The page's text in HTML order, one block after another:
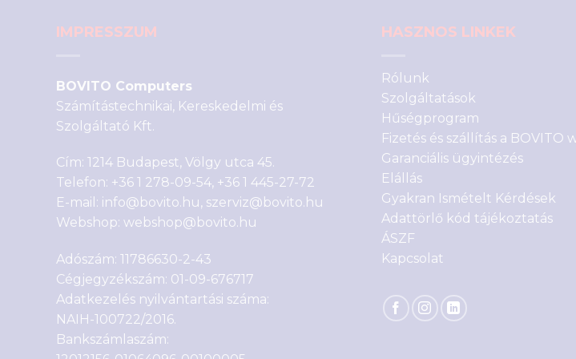
IMPRESSZUM
BOVITO Computers
Számítástechnikai, Kereskedelmi és
Szolgáltató Kft.
Cím: 1214 Budapest, Völgy utca 45.
Telefon: +36 1 278-09-54, +36 1 445-27-72
E-mail: info@bovito.hu, szerviz@bovito.hu
Webshop: webshop@bovito.hu
Adószám: 11786630-2-43
Cégjegyzékszám: 01-09-676717
Adatkezelés nyilvántartási száma:
NAIH-100722/2016.
Bankszámlaszám:
HASZNOS LINKEK
Rólunk
Szolgáltatások
Hűségprogram
Fizetés és szállítás a BOVITO
Garanciális ügyintézés
Elállás
Gyakran Ismételt Kérdések
Adattörlő kód tájékoztatás
ÁSZF
Kapcsolat